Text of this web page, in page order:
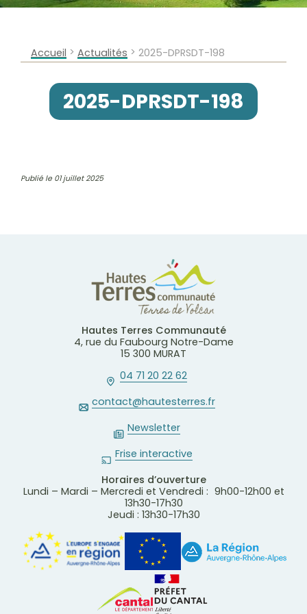
Accueil > Actualités > 2025-DPRSDT-198
2025-DPRSDT-198
Publié le 01 juillet 2025
Hautes Terres Communauté
4, rue du Faubourg Notre-Dame
15 300 MURAT
04 71 20 22 62
contact@hautesterres.fr
Newsletter
Frise interactive
Horaires d’ouverture
Lundi – Mardi – Mercredi et Vendredi : 9h00-12h00 et
13h30-17h30
Jeudi : 13h30-17h30